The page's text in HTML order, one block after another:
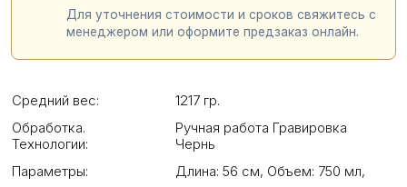
Для уточнения стоимости и сроков свяжитесь с
менеджером или оформите предзаказ онлайн.
Средний вес:
1217 гр.
Обработка.
Технологии:
Ручная работа Гравировка
Чернь
Параметры:
Длина: 56 см, Объем: 750 мл,